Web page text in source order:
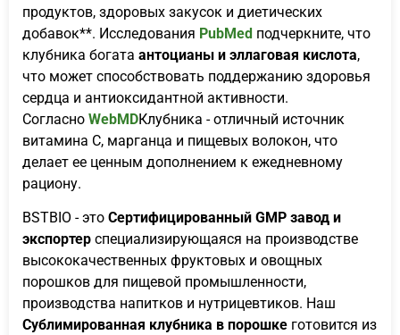
продуктов, здоровых закусок и диетических
добавок**. Исследования PubMed подчеркните, что
клубника богата антоцианы и эллаговая кислота,
что может способствовать поддержанию здоровья
сердца и антиоксидантной активности.
Согласно WebMDКлубника - отличный источник
витамина С, марганца и пищевых волокон, что
делает ее ценным дополнением к ежедневному
рациону.
BSTBIO - это Сертифицированный GMP завод и
экспортер специализирующаяся на производстве
высококачественных фруктовых и овощных
порошков для пищевой промышленности,
производства напитков и нутрицевтиков. Наш
Сублимированная клубника в порошке готовится из